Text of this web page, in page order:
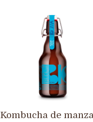
Kombucha de